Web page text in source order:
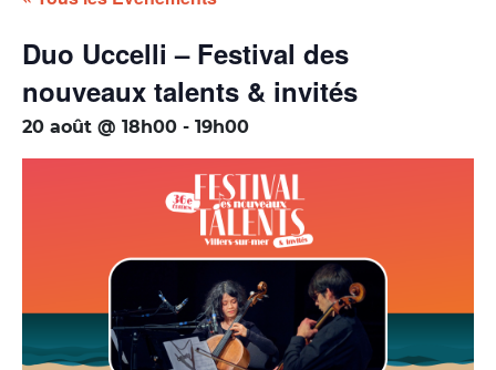
Duo Uccelli – Festival des
nouveaux talents & invités
20 août @ 18h00 - 19h00